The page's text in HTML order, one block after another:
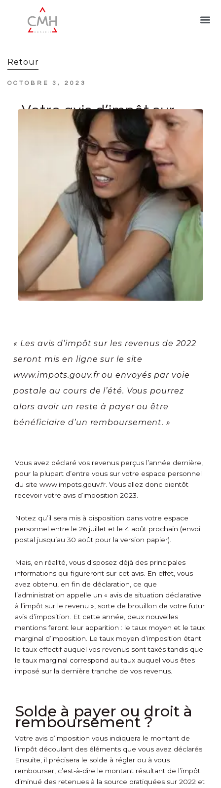
Retour
OCTOBRE 3, 2023
Votre avis d’impôt sur
les revenus 2022
bientôt disponible
« Les avis d’impôt sur les revenus de 2022
seront mis en ligne sur le site
www.impots.gouv.fr ou envoyés par voie
postale au cours de l’été. Vous pourrez
alors avoir un reste à payer ou être
bénéficiaire d’un remboursement. »
Vous avez déclaré vos revenus perçus l’année dernière,
pour la plupart d’entre vous sur votre espace personnel
du site www.impots.gouv.fr. Vous allez donc bientôt
recevoir votre avis d’imposition 2023.
Notez qu’il sera mis à disposition dans votre espace
personnel entre le 26 juillet et le 4 août prochain (envoi
postal jusqu’au 30 août pour la version papier).
Mais, en réalité, vous disposez déjà des principales
informations qui figureront sur cet avis. En effet, vous
avez obtenu, en fin de déclaration, ce que
l’administration appelle un « avis de situation déclarative
à l’impôt sur le revenu », sorte de brouillon de votre futur
avis d’imposition. Et cette année, deux nouvelles
mentions feront leur apparition : le taux moyen et le taux
marginal d’imposition. Le taux moyen d’imposition étant
le taux effectif auquel vos revenus sont taxés tandis que
le taux marginal correspond au taux auquel vous êtes
imposé sur la dernière tranche de vos revenus.
Solde à payer ou droit à
remboursement ?
Votre avis d’imposition vous indiquera le montant de
l’impôt découlant des éléments que vous avez déclarés.
Ensuite, il précisera le solde à régler ou à vous
rembourser, c’est-à-dire le montant résultant de l’impôt
diminué des retenues à la source pratiquées sur 2022 et